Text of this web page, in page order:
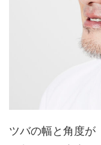
ツバの幅と角度が